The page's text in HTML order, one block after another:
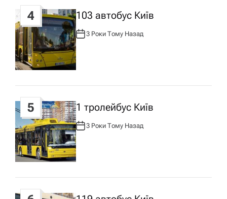
4 103 автобус Київ
А
В
Т
О
Р
:
3 Роки Тому Назад
5 1 тролейбус Київ
А
В
Т
О
Р
:
3 Роки Тому Назад